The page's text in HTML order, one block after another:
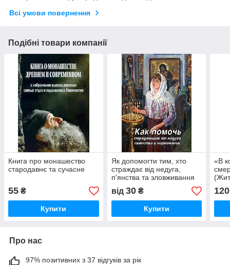
Всі умови повернення
Подібні товари компанії
Книга про монашество
стародавнє та сучасне
55 ₴
Купити
Як допомогти тим, хто
страждає від недуга,
п'янства та зловживання
від 30₴
Купити
«В
120
Про нас
97% позитивних з 37 відгуків за рік